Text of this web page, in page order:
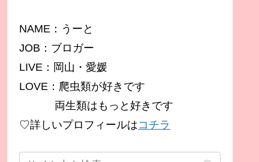
NAME：うーと
JOB：ブロガー
LIVE：岡山・愛媛
LOVE：爬虫類が好きです
両生類はもっと好きです
♡詳しいプロフィールはコチラ